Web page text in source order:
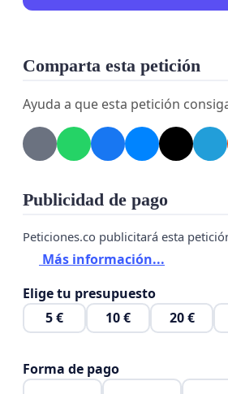
Comparta esta petición
Ayuda a que esta petición
Publicidad de pago
Peticiones.co publicitará esta
Más información...
Elige tu presupuesto
5 €
10 € 20 €
Forma de pago